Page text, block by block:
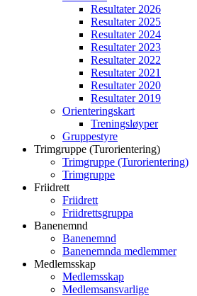
Resultater 2026
Resultater 2025
Resultater 2024
Resultater 2023
Resultater 2022
Resultater 2021
Resultater 2020
Resultater 2019
Orienteringskart
Treningsløyper
Gruppestyre
Trimgruppe (Turorientering)
Trimgruppe (Turorientering)
Trimgruppe
Friidrett
Friidrett
Friidrettsgruppa
Banenemnd
Banenemnd
Banenemnda medlemmer
Medlemsskap
Medlemsskap
Medlemsansvarlige